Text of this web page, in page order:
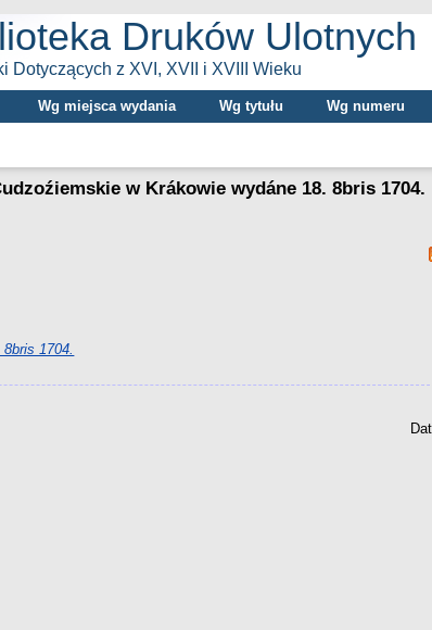
Druków Ulotnych
Dotyczących z XVI, XVII i XVIII Wieku
Wg miejsca wydania Wg tytułu Wg numeru
w Krákowie wydáne 18. 8bris 1704.
1704.